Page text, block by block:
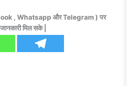
, Whatsapp और Telegram ) पर
मिल सके |